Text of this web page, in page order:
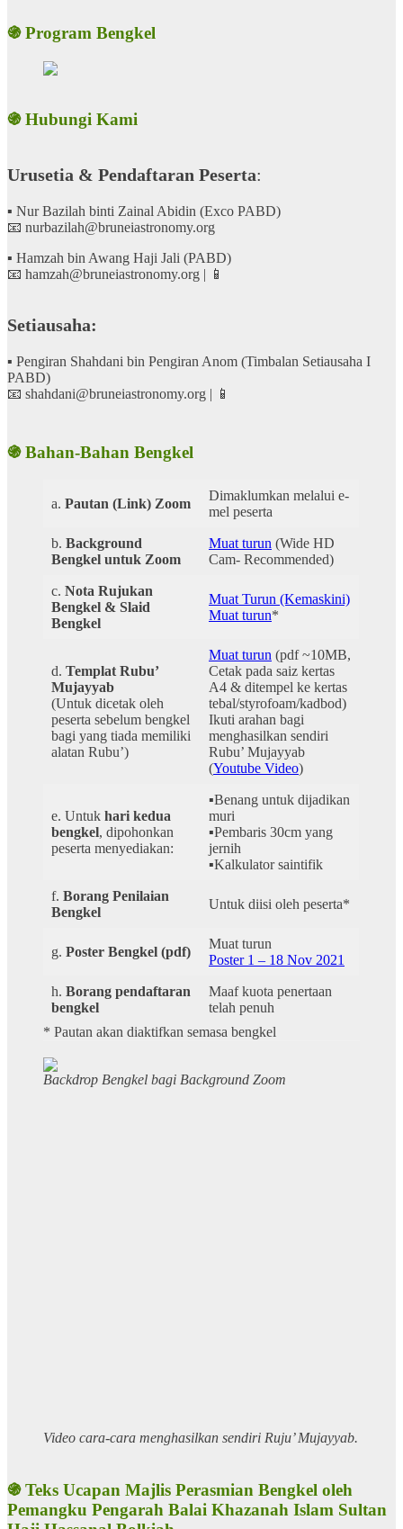
֍ Program Bengkel
֍ Hubungi Kami
Urusetia & Pendaftaran Peserta:
▪ Nur Bazilah binti Zainal Abidin (Exco PABD)
📧 nurbazilah@bruneiastronomy.org
▪ Hamzah bin Awang Haji Jali (PABD)
📧 hamzah@bruneiastronomy.org | 📱
Setiausaha:
▪ Pengiran Shahdani bin Pengiran Anom (Timbalan Setiausaha I
PABD)
📧 shahdani@bruneiastronomy.org | 📱
֍ Bahan-Bahan Bengkel
a. Pautan (Link) Zoom
Dimaklumkan melalui e-
mel peserta
b. Background
Bengkel untuk Zoom
Muat turun (Wide HD
Cam- Recommended)
c. Nota Rujukan
Bengkel & Slaid
Bengkel
Muat Turun (Kemaskini)
Muat turun*
d. Templat Rubu’
Mujayyab
(Untuk dicetak oleh
peserta sebelum bengkel
bagi yang tiada memiliki
alatan Rubu’)
Muat turun (pdf ~10MB,
Cetak pada saiz kertas
A4 & ditempel ke kertas
tebal/styrofoam/kadbod)
Ikuti arahan bagi
menghasilkan sendiri
Rubu’ Mujayyab
(Youtube Video)
e. Untuk hari kedua
bengkel, dipohonkan
peserta menyediakan:
▪️Benang untuk dijadikan
muri
▪️Pembaris 30cm yang
jernih
▪️Kalkulator saintifik
f. Borang Penilaian
Bengkel
Untuk diisi oleh peserta*
g. Poster Bengkel (pdf)
Muat turun
Poster 1 – 18 Nov 2021
h. Borang pendaftaran
bengkel
Maaf kuota penertaan
telah penuh
* Pautan akan diaktifkan semasa bengkel
Backdrop Bengkel bagi Background Zoom
Video cara-cara menghasilkan sendiri Ruju’ Mujayyab.
֍ Teks Ucapan Majlis Perasmian Bengkel oleh
Pemangku Pengarah Balai Khazanah Islam Sultan